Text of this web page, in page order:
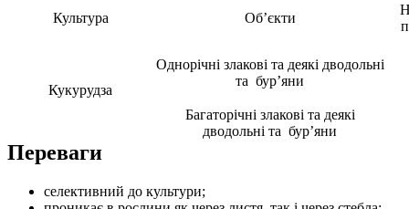
Культура Об’єкти
Кукурудза
Однорічні злакові та деякі дводольні
та бур’яни
Багаторічні злакові та деякі
дводольні та бур’яни
Переваги
селективний до культури;